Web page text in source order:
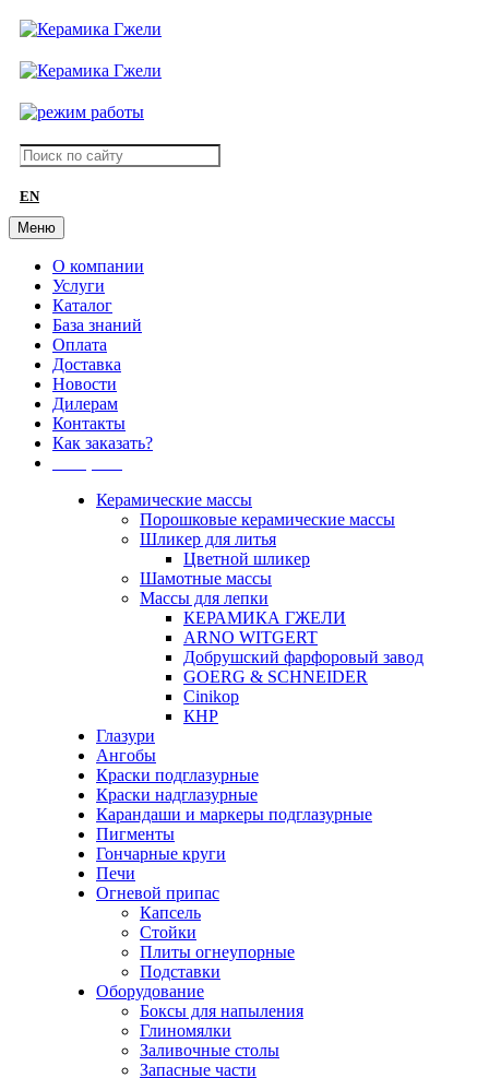
EN
Меню
О компании
Услуги
Каталог
База знаний
Оплата
Доставка
Новости
Дилерам
Контакты
Как заказать?
Керамические массы
Порошковые керамические массы
Шликер для литья
Цветной шликер
Шамотные массы
Массы для лепки
КЕРАМИКА ГЖЕЛИ
ARNO WITGERT
Добрушский фарфоровый завод
GOERG & SCHNEIDER
Cinikop
КНР
Глазури
Ангобы
Краски подглазурные
Краски надглазурные
Карандаши и маркеры подглазурные
Пигменты
Гончарные круги
Печи
Огневой припас
Капсель
Стойки
Плиты огнеупорные
Подставки
Оборудование
Боксы для напыления
Глиномялки
Заливочные столы
Запасные части